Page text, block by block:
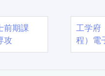
期課
攻
工学
程）電